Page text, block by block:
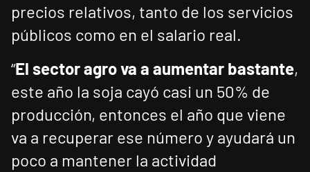
precios relativos, tanto de los servicios
públicos como en el salario real.
“El sector agro va a aumentar bastante,
este año la soja cayó casi un 50% de
producción, entonces el año que viene
va a recuperar ese número y ayudará un
poco a mantener la actividad